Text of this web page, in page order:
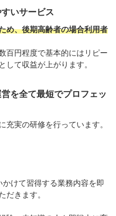
いサービス
め、後期高齢者の場合利用者
百円程度で基本的にはリピー
して収益が上がります。
を全て最短でプロフェッ
充実の研修を行っています。
けて習得する業務内容を即
だきます。